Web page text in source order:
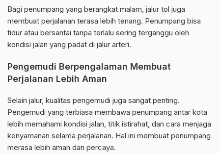
Bagi penumpang yang berangkat malam, jalur tol juga
membuat perjalanan terasa lebih tenang. Penumpang bisa
tidur atau bersantai tanpa terlalu sering terganggu oleh
kondisi jalan yang padat di jalur arteri.
Pengemudi Berpengalaman Membuat
Perjalanan Lebih Aman
Selain jalur, kualitas pengemudi juga sangat penting.
Pengemudi yang terbiasa membawa penumpang antar kota
lebih memahami kondisi jalan, titik istirahat, dan cara menjaga
kenyamanan selama perjalanan. Hal ini membuat penumpang
merasa lebih aman dan percaya.